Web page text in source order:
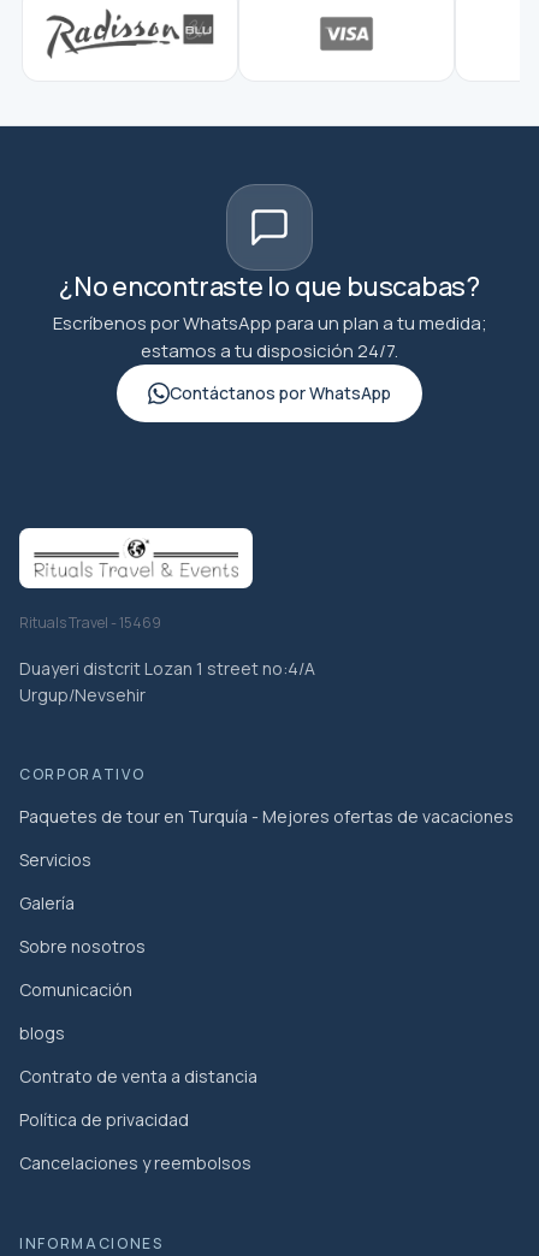
¿No encontraste lo que buscabas?
Escríbenos por WhatsApp para un plan a tu medida;
estamos a tu disposición 24/7.
Contáctanos por WhatsApp
Rituals Travel - 15469
Duayeri distcrit Lozan 1 street no:4/A
Urgup/Nevsehir
CORPORATIVO
Paquetes de tour en Turquía - Mejores ofertas de vacaciones
Servicios
Galería
Sobre nosotros
Comunicación
blogs
Contrato de venta a distancia
Política de privacidad
Cancelaciones y reembolsos
INFORMACIONES